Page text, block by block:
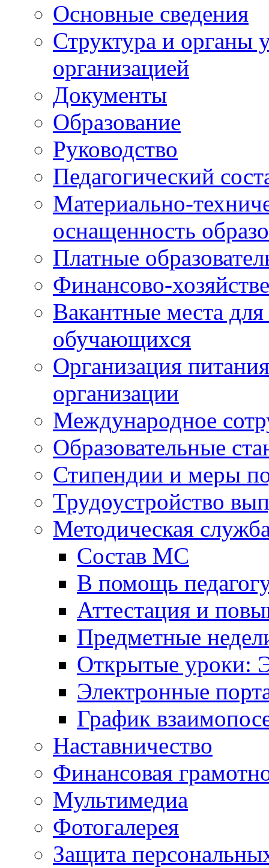
Основные сведения
Структура и органы
организацией
Документы
Образование
Руководство
Педагогический
Материально-
оснащенность
Платные
Финансово-
Вакантные места
обучающихся
Организация
организации
Международное
Образовательные
Стипендии и меры
Трудоустройство
Методическая
Состав МС
В помощь
Аттестация и
Предметные
Открытые уроки:
Электронные
График
Наставничество
Финансовая
Мультимедиа
Фотогалерея
Защита